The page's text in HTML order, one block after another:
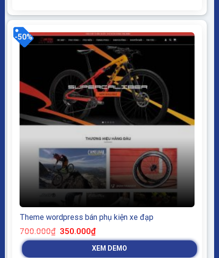
Giao diện tương thích với tất cả thiết bị, trình duyệt,
mobile, tablet, desktop… Được code...
-50%
Theme wordpress bán phụ kiện xe đạp
700.000₫ Giá
gốc
là:
350.000₫Giá
tại
là:
XEM DEMO